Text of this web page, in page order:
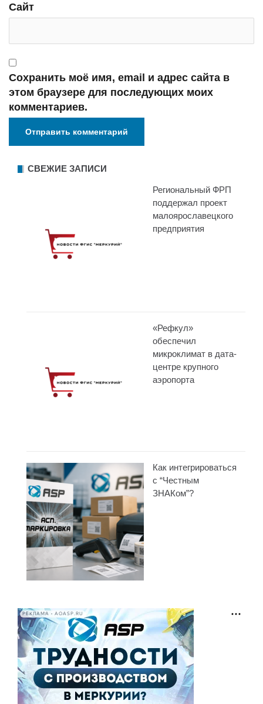
Сайт
Сохранить моё имя, email и адрес сайта в
этом браузере для последующих моих
комментариев.
СВЕЖИЕ ЗАПИСИ
Региональный ФРП
поддержал проект
малоярославецкого
предприятия
«Рефкул»
обеспечил
микроклимат в дата-
центре крупного
аэропорта
Как интегрироваться
с “Честным
ЗНАКом”?
РЕКЛАМА • AOASP.RU